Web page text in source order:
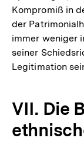
Kompromiß in
der
immer weniger
seiner
Legitimation
VII. Die